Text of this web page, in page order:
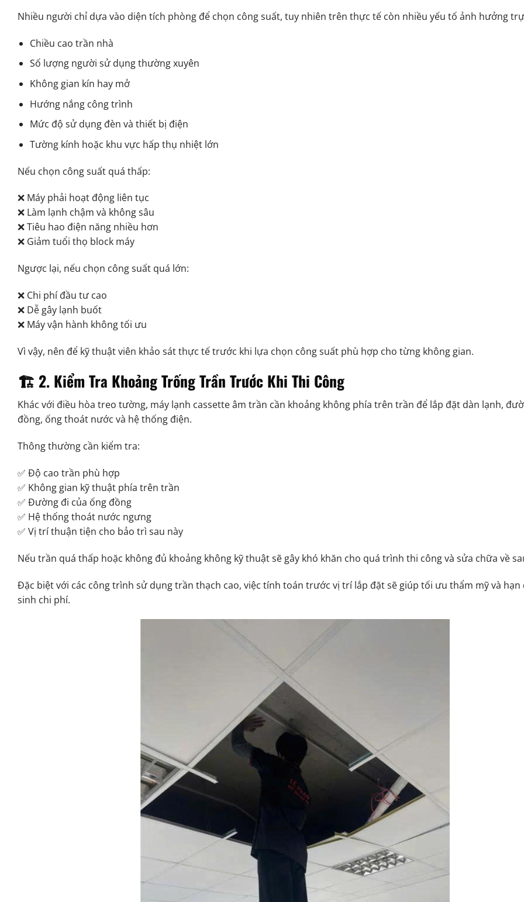
Nhiều người chỉ dựa vào diện tích phòng để chọn công suất, tuy nhiên trên thực tế còn nhiều yếu tố ảnh hưởng
Chiều cao trần nhà
Số lượng người sử dụng thường xuyên
Không gian kín hay mở
Hướng nắng công trình
Mức độ sử dụng đèn và thiết bị điện
Tường kính hoặc khu vực hấp thụ nhiệt lớn
Nếu chọn công suất quá thấp:
❌ Máy phải hoạt động liên tục
❌ Làm lạnh chậm và không sâu
❌ Tiêu hao điện năng nhiều hơn
❌ Giảm tuổi thọ block máy
Ngược lại, nếu chọn công suất quá lớn:
❌ Chi phí đầu tư cao
❌ Dễ gây lạnh buốt
❌ Máy vận hành không tối ưu
Vì vậy, nên để kỹ thuật viên khảo sát thực tế trước khi lựa chọn công suất phù hợp cho từng không gian.
🏗️ 2. Kiểm Tra Khoảng Trống Trần Trước Khi Thi Công
Khác với điều hòa treo tường, máy lạnh cassette âm trần cần khoảng không phía trên trần để lắp đặt dàn lạnh,
đồng, ống thoát nước và hệ thống điện.
Thông thường cần kiểm tra:
✅ Độ cao trần phù hợp
✅ Không gian kỹ thuật phía trên trần
✅ Đường đi của ống đồng
✅ Hệ thống thoát nước ngưng
✅ Vị trí thuận tiện cho bảo trì sau này
Nếu trần quá thấp hoặc không đủ khoảng không kỹ thuật sẽ gây khó khăn cho quá trình thi công và sửa chữa về
Đặc biệt với các công trình sử dụng trần thạch cao, việc tính toán trước vị trí lắp đặt sẽ giúp tối ưu thẩm mỹ và hạn
sinh chi phí.